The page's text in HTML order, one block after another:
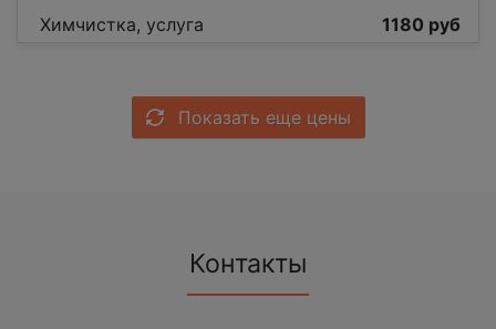
Химчистка, услуга 1180 руб
Показать еще цены
Контакты